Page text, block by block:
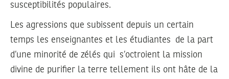
susceptibilités populaires.
Les agressions que subissent depuis un certain
temps les enseignantes et les étudiantes de la part
d’une minorité de zélés qui s’octroient la mission
divine de purifier la terre tellement ils ont hâte de la